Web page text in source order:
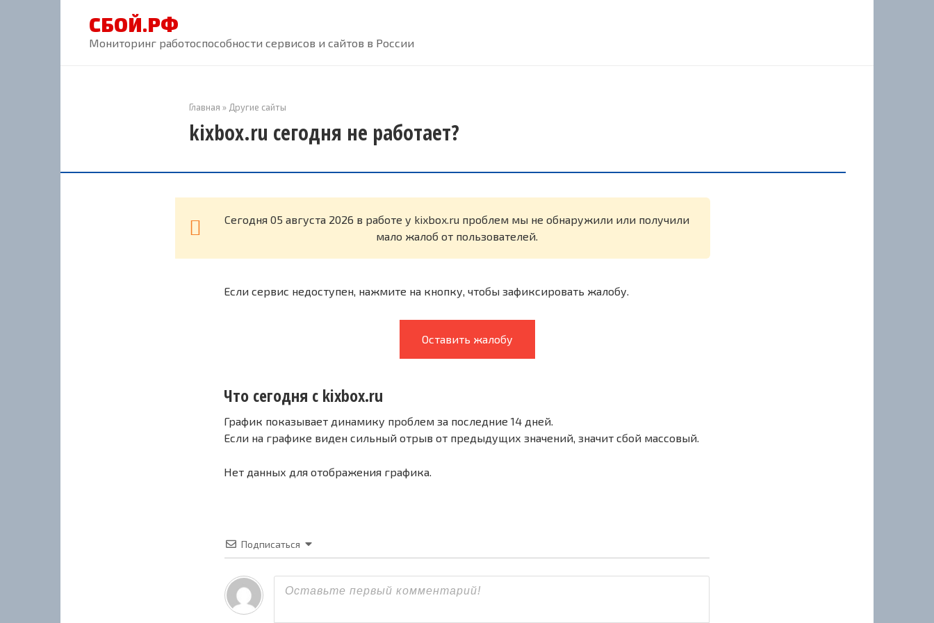
СБОЙ.РФ
Мониторинг работоспособности сервисов и сайтов в России
Главная » Другие сайты
kixbox.ru сегодня не работает?
Cегодня 05 августа 2026 в работе у kixbox.ru проблем мы не обнаружили или получили
мало жалоб от пользователей.
Если сервис недоступен, нажмите на кнопку, чтобы зафиксировать жалобу.
Оставить жалобу
Что сегодня с kixbox.ru
График показывает динамику проблем за последние 14 дней.
Если на графике виден сильный отрыв от предыдущих значений, значит сбой массовый.
Нет данных для отображения графика.
Подписаться